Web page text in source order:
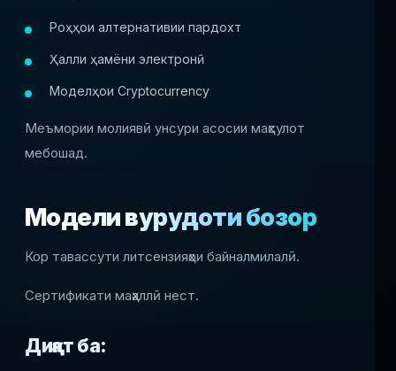
Роҳҳои алтернативии пардохт
Ҳалли ҳамёни электронӣ
Моделҳои Cryptocurrency
Меъмории молиявӣ унсури асосии маҳсулот
мебошад.
Модели вурудоти бозор
Кор тавассути литсензияҳои байналмилалӣ.
Сертификати маҳаллӣ нест.
Диққат ба: